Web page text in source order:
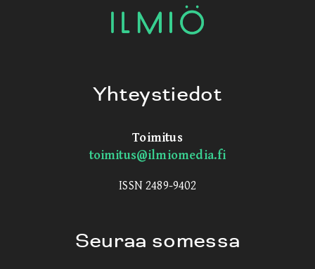
Yhteystiedot
Toimitus
toimitus@ilmiomedia.fi
ISSN 2489-9402
Seuraa somessa